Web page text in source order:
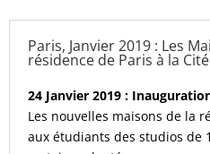
Paris, Janvier 2019 : Les
résidence de Paris à la
24 Janvier 2019 :
Les nouvelles maisons de la
aux étudiants des studios de